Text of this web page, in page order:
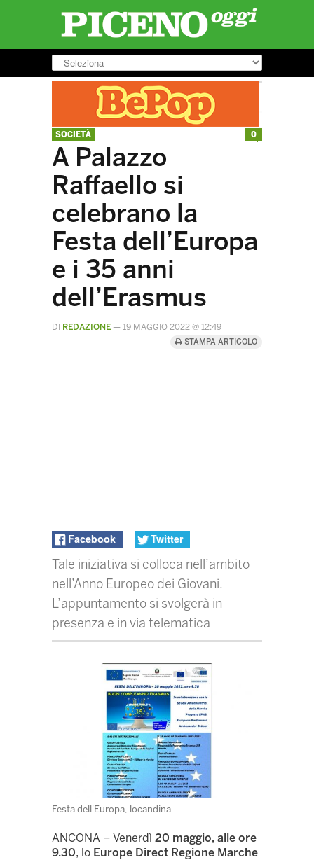
SOCIETÀ
A Palazzo
Raffaello si
celebrano la
Festa dell’Europa
e i 35 anni
dell’Erasmus
DI REDAZIONE — 19 MAGGIO 2022 @ 12:49
STAMPA ARTICOLO
Facebook Twitter
Tale iniziativa si colloca nell’ambito
nell’Anno Europeo dei Giovani.
L’appuntamento si svolgerà in
presenza e in via telematica
Festa dell'Europa, locandina
ANCONA – Venerdì 20 maggio, alle ore
9.30, lo Europe Direct Regione Marche
0